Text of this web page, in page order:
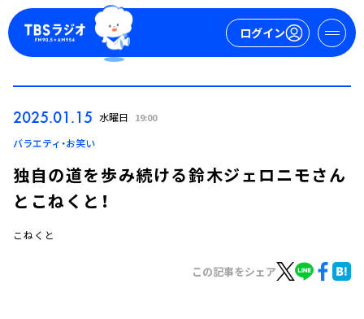
ログイン
ログイン
2025.01.15 水曜日 19:00
バラエティ・お笑い
独自の道を歩み続ける鈴木ジェロニモさん
とこねくと！
こねくと
この記事をシェア